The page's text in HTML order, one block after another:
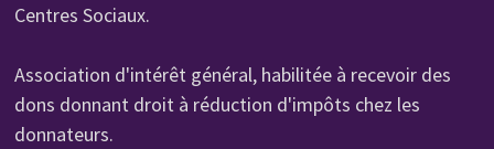
Centres Sociaux.
Association d'intérêt général, habilitée à recevoir des
dons donnant droit à réduction d'impôts chez les
donnateurs.